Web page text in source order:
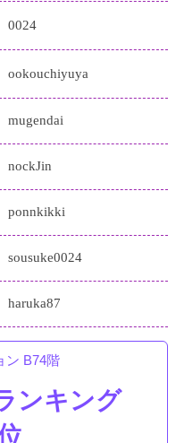
0024
ookouchiyuya
mugendai
nockJin
ponnkikki
sousuke0024
haruka87
ン B74階
ンキング